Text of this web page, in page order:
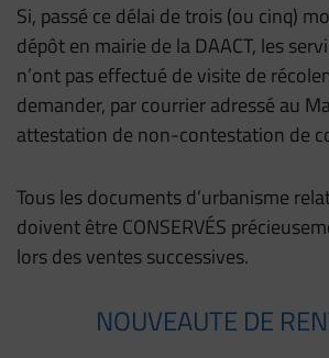
Si, passé ce délai de trois (ou cinq)
dépôt en mairie de la DAACT, les
n’ont pas effectué de visite de
demander, par courrier adressé au
attestation de non-contestation de
Tous les documents d’urbanisme
doivent être CONSERVÉS
lors des ventes successives.
NOUVEAUTE DE